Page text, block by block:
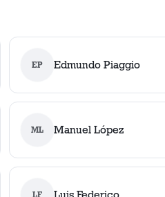
EP Edmundo Piaggio
ML Manuel López
LF